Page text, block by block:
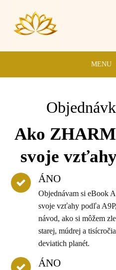
MENU
Ako
svoje
ÁNO
Objednávam si
svoje vzťahy podľa
návod, ako si môžem
starej, múdrej a
deviatich planét.
ÁNO